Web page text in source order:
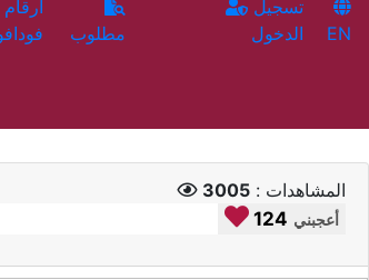
مطلوب
الدخول
EN
المشاهدات : 3005
124 أعجبني